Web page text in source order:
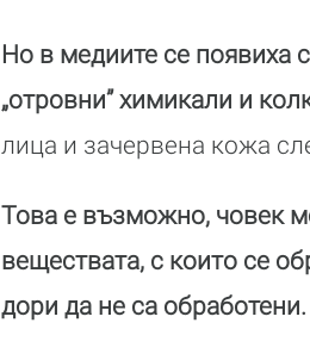
Но в медиите се появиха
„отровни” химикали и
лица и зачервена кожа
Това е възможно, чoвек
веществата, с които се
дори да не са обработени.